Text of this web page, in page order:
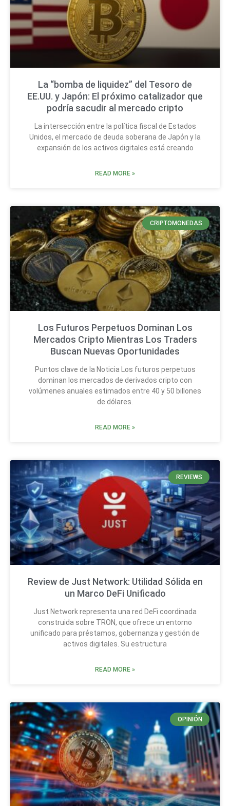
La “bomba de liquidez” del Tesoro de
EE.UU. y Japón: El próximo catalizador que
podría sacudir al mercado cripto
La intersección entre la política fiscal de Estados
Unidos, el mercado de deuda soberana de Japón y la
expansión de los activos digitales está creando
READ MORE »
CRIPTOMONEDAS
Los Futuros Perpetuos Dominan Los
Mercados Cripto Mientras Los Traders
Buscan Nuevas Oportunidades
Puntos clave de la Noticia Los futuros perpetuos
dominan los mercados de derivados cripto con
volúmenes anuales estimados entre 40 y 50 billones
de dólares.
READ MORE »
REVIEWS
Review de Just Network: Utilidad Sólida en
un Marco DeFi Unificado
Just Network representa una red DeFi coordinada
construida sobre TRON, que ofrece un entorno
unificado para préstamos, gobernanza y gestión de
activos digitales. Su estructura
READ MORE »
OPINIÓN